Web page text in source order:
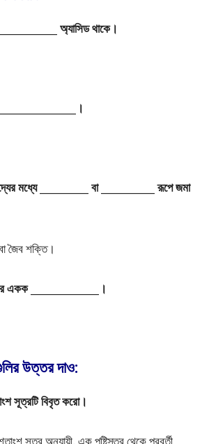
অ্যাসিড থাকে।
মধ্যে __________ বা ___________ রূপে জমা
জৈব শক্তি।
একক ______________।
উত্তর দাও:
সূত্রটি বিবৃত করো।